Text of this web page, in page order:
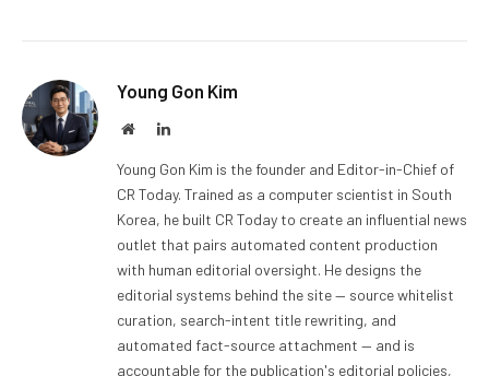
Young Gon Kim
WebsiteLinkedIn
Young Gon Kim is the founder and Editor-in-Chief of
CR Today. Trained as a computer scientist in South
Korea, he built CR Today to create an influential news
outlet that pairs automated content production
with human editorial oversight. He designs the
editorial systems behind the site — source whitelist
curation, search-intent title rewriting, and
automated fact-source attachment — and is
accountable for the publication's editorial policies,